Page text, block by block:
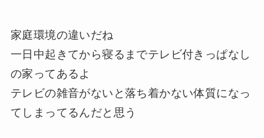
家庭環境の違いだね
一日中起きてから寝るまでテレビ付きっぱなし
の家ってあるよ
テレビの雑音がないと落ち着かない体質になっ
てしまってるんだと思う